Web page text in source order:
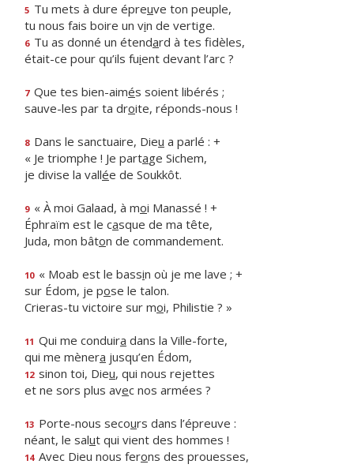
5 Tu mets à dure épreuve ton peuple,
tu nous fais boire un vin de vertige.
6 Tu as donné un étendard à tes fidèles,
était-ce pour qu’ils fuient devant l’arc ?
7 Que tes bien-aimés soient libérés ;
sauve-les par ta droite, réponds-nous !
8 Dans le sanctuaire, Dieu a parlé : +
« Je triomphe ! Je partage Sichem,
je divise la vallée de Soukkôt.
9 « À moi Galaad, à moi Manassé ! +
Éphraïm est le casque de ma tête,
Juda, mon bâton de commandement.
10 « Moab est le bassin où je me lave ; +
sur Édom, je pose le talon.
Crieras-tu victoire sur moi, Philistie ? »
11 Qui me conduira dans la Ville-forte,
qui me mènera jusqu’en Édom,
12 sinon toi, Dieu, qui nous rejettes
et ne sors plus avec nos armées ?
13 Porte-nous secours dans l’épreuve :
néant, le salut qui vient des hommes !
14 Avec Dieu nous ferons des prouesses,